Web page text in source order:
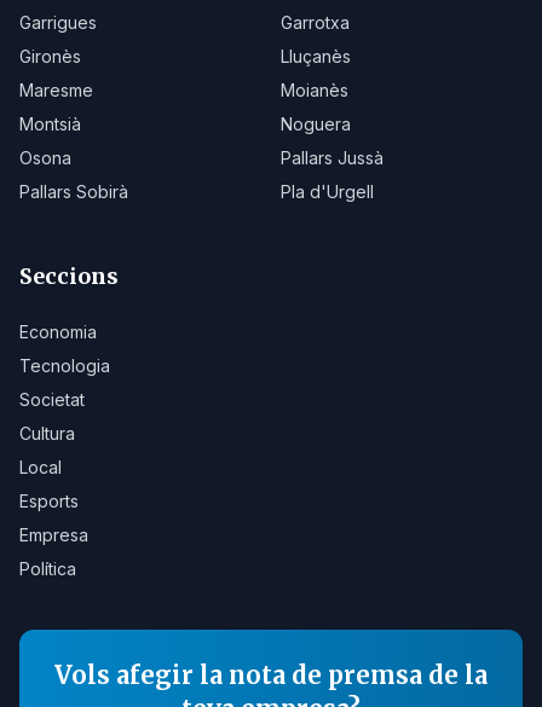
Garrigues
Garrotxa
Gironès
Lluçanès
Maresme
Moianès
Montsià
Noguera
Osona
Pallars Jussà
Pallars Sobirà
Pla d'Urgell
Seccions
Economia
Tecnologia
Societat
Cultura
Local
Esports
Empresa
Política
Vols afegir la nota de premsa de la